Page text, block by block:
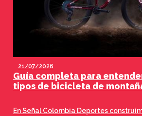
21/07/2026
Guía completa para
tipos de bicicleta de
En Señal Colombia Deportes